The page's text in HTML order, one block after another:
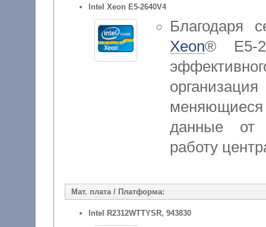
Intel Xeon E5-2640V4
Благодаря
Xeon® E5-
меняющиеся
данные от
работу
Мат. плата / Платформа:
Intel R2312WTTYSR, 943830